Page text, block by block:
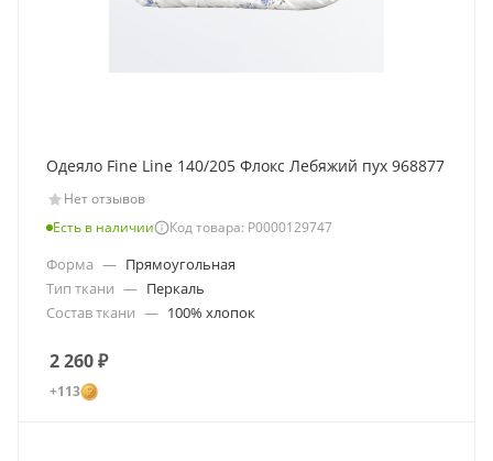
Одеяло Fine Line 140/205 Флокс Лебяжий пух 968877
Нет отзывов
Есть в наличии
Код товара: Р0000129747
Форма — Прямоугольная
Тип ткани — Перкаль
Состав ткани — 100% хлопок
2 260₽
+113